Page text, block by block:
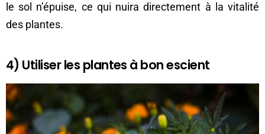
le sol n’épuise, ce qui nuira directement à la vitalité
des plantes.
4) Utiliser les plantes à bon escient